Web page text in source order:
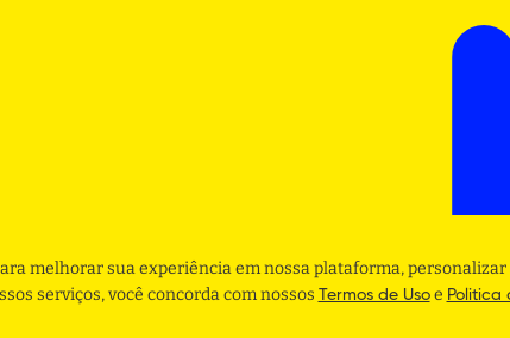
melhorar sua experiência em nossa plataforma, personalizar
serviços, você concorda com nossos Termos de Usoe Politica